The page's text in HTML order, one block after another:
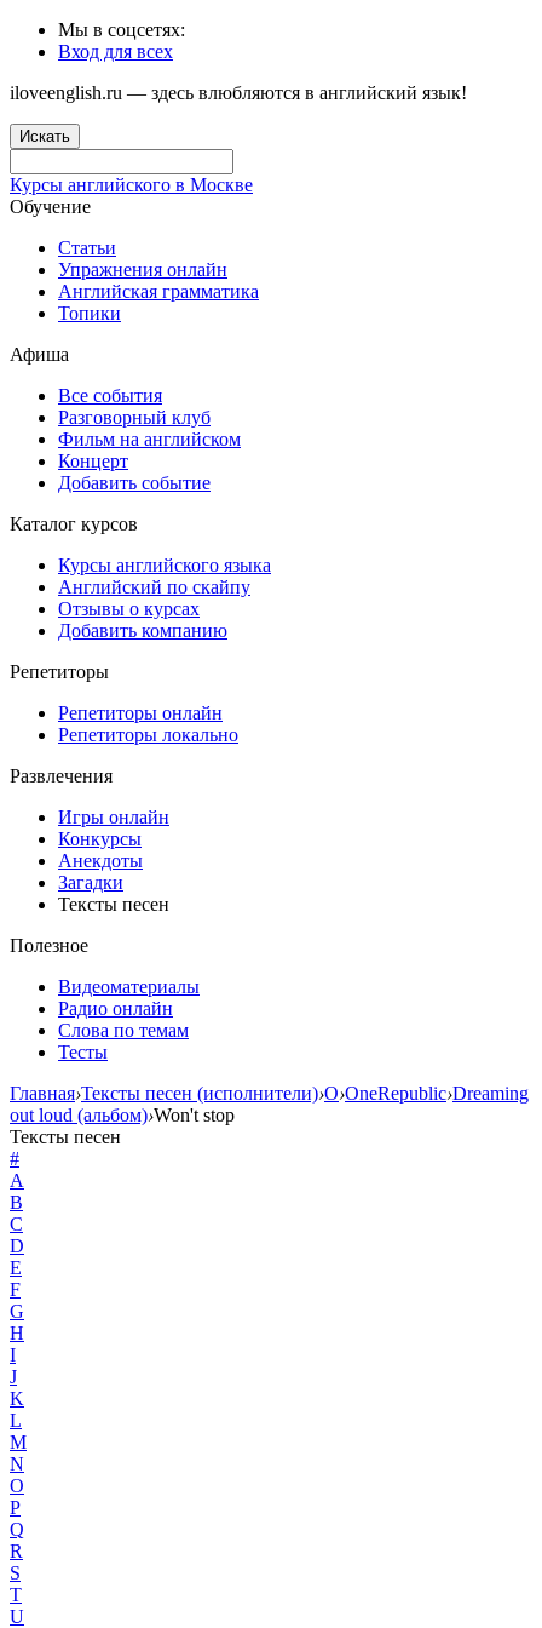
Мы в соцсетях:
Вход для всех
iloveenglish.ru — здесь влюбляются в английский язык!
Искать
Курсы английского в Москве
Обучение
Статьи
Упражнения онлайн
Английская грамматика
Топики
Афиша
Все события
Разговорный клуб
Фильм на английском
Концерт
Добавить событие
Каталог курсов
Курсы английского языка
Английский по скайпу
Отзывы о курсах
Добавить компанию
Репетиторы
Репетиторы онлайн
Репетиторы локально
Развлечения
Игры онлайн
Конкурсы
Анекдоты
Загадки
Тексты песен
Полезное
Видеоматериалы
Радио онлайн
Слова по темам
Тесты
Главная›Тексты песен (исполнители)›O›OneRepublic›Dreaming
out loud (альбом)›Won't stop
Тексты песен
#
A
B
C
D
E
F
G
H
I
J
K
L
M
N
O
P
Q
R
S
T
U